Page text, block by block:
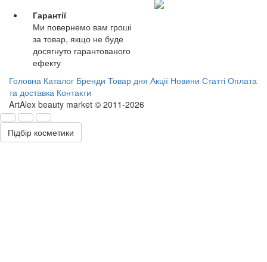
Гарантії
Ми повернемо вам гроші
за товар, якщо не буде
досягнуто гарантованого
ефекту
Головна Каталог Бренди Товар дня Акції Новини Статті Оплата
та доставка Контакти
ArtAlex beauty market © 2011-2026
Підбір косметики